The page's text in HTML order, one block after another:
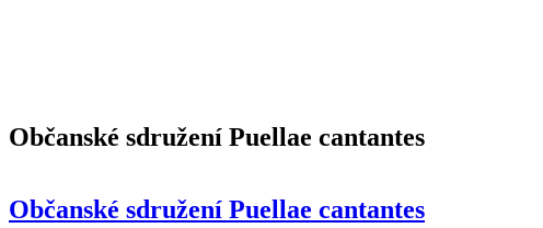
Občanské sdružení Puellae cantantes
Občanské sdružení Puellae cantantes